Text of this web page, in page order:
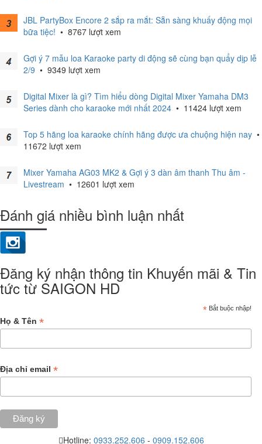
JBL PartyBox Encore 2 sắp ra mắt: Sẵn sàng khuấy động mọi
bữa tiệc! • 8767 lượt xem
Gợi ý 7 mẫu loa Karaoke party di động sẽ cùng bạn quẩy dịp lễ
2/9 • 9349 lượt xem
Digital Mixer là gì? Tìm hiểu dòng Digital Mixer Yamaha DM3
Series dành cho karaoke mới nhất 2024 • 11424 lượt xem
Top 5 hãng loa karaoke chính hãng được ưa chuộng hiện nay •
11672 lượt xem
Mixer Yamaha AG03 MK2 & Gợi ý 3 dàn âm thanh Thu âm -
Livestream • 12601 lượt xem
Đánh giá nhiều bình luận nhất
Đăng ký nhận thông tin Khuyến mãi & Tin
tức từ SAIGON HD
* Bắt buộc nhập!
Họ & Tên *
Địa chỉ email *
Hotline: 0933.252.606 - 0909.152.606